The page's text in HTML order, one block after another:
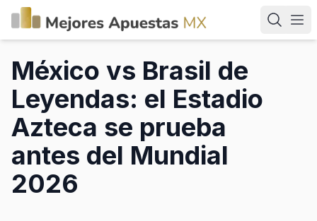
México vs Brasil de
Leyendas: el Estadio
Azteca se prueba
antes del Mundial
2026